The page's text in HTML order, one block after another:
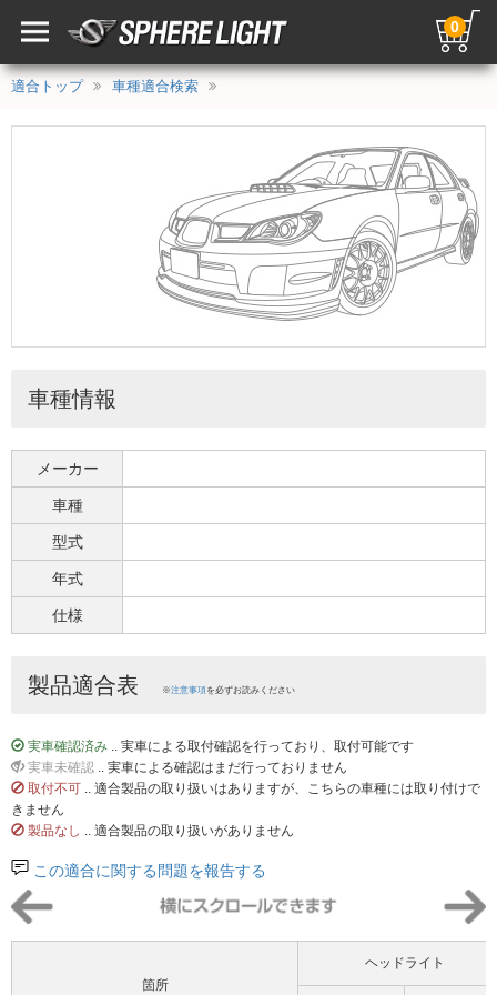
0
適合トップ 車種適合検索
車種情報
メーカー
車種
型式
年式
仕様
製品適合表 ※注意事項を必ずお読みください
実車確認済み .. 実車による取付確認を行っており、取付可能です
実車未確認 .. 実車による確認はまだ行っておりません
取付不可 .. 適合製品の取り扱いはありますが、こちらの車種には取り付けで
きません
製品なし .. 適合製品の取り扱いがありません
この適合に関する問題を報告する
箇所
ヘッドライト